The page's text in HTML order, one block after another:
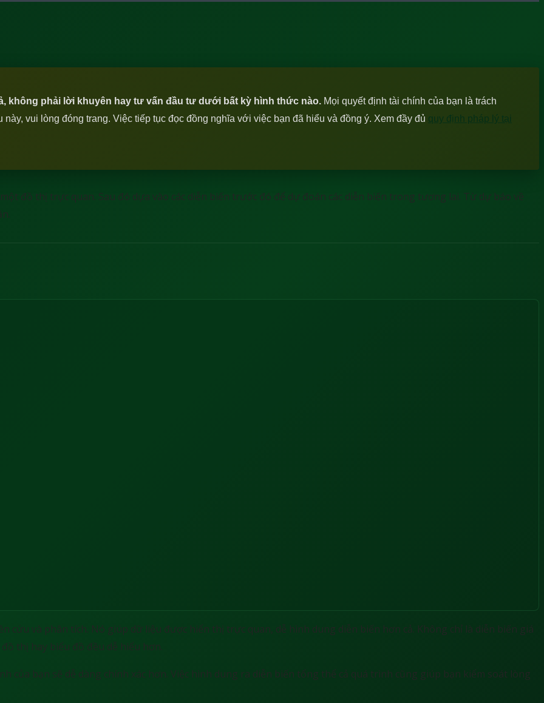
không phải lời khuyên hay tư vấn đầu tư dưới bất kỳ hình thức nào. Mọi quyết định tài chính của bạn là trách
vui lòng đóng trang. Việc tiếp tục đọc đồng nghĩa với việc bạn đã hiểu và đồng ý. Xem đầy đủ quy định pháp lý tại
đồ thị trực quan. Sau đó dựa vào các diễn biến trước đó để dự đoán các diễn biến trong tương lai. Từ dự báo về
và phân tích. Nó giúp dữ liệu được hiển thị trực quan, dễ hình dung diễn biến hơn cả. Không chỉ là diễn biến giá
thị hay biểu đồ đều dễ hiểu hơn.
của bạn sẽ dễ dàng chính xác hơn. Việc hình dung ra diễn biến tổng thể cả quá trình cũng giúp bạn kiểm soát lòng